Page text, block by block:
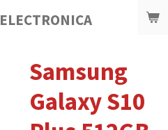
ELECTRONICA
Samsung
Galaxy S10